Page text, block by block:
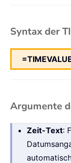
Syntax der
Argumente
Zeit-Text: